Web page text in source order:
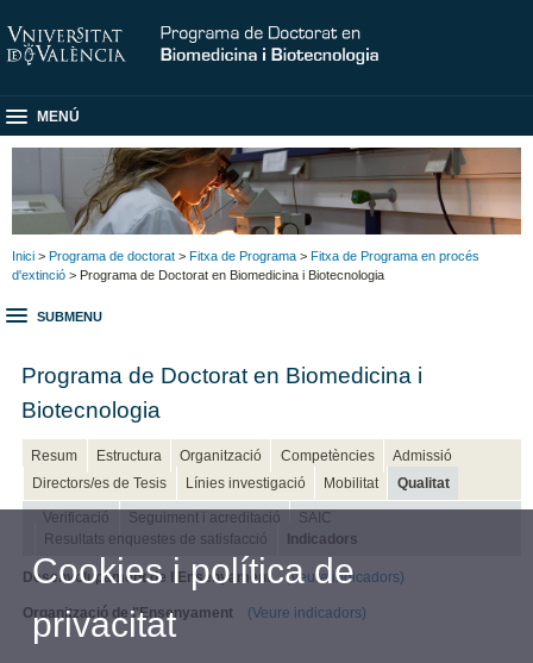
MENÚ
Inici > Programa de doctorat > Fitxa de Programa > Fitxa de Programa en procés
d'extinció > Programa de Doctorat en Biomedicina i Biotecnologia
SUBMENU
Programa de Doctorat en Biomedicina i
Biotecnologia
Resum Estructura Organització Competències
Admissió
Directors/es de Tesis
Línies investigació Mobilitat Qualitat
Verificació Seguiment i acreditació
SAIC
Resultats enquestes de satisfacció
Indicadors
Desenvolupament de l'Ensenyament (Veure indicadors)
Organització de l'Ensenyament (Veure indicadors)
Cookies i política de
privacitat